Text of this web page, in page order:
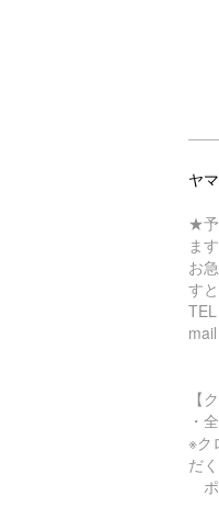
ヤ
★予
ま
お
す
【
・
※ク
だ
ポ